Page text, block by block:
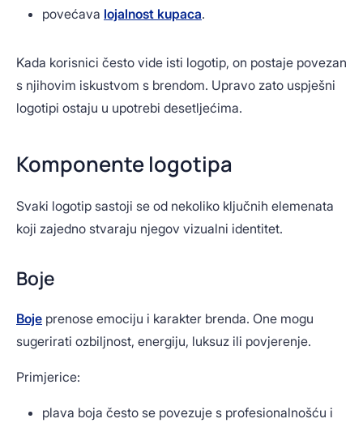
povećava lojalnost kupaca.
Kada korisnici često vide isti logotip, on postaje povezan
s njihovim iskustvom s brendom. Upravo zato uspješni
logotipi ostaju u upotrebi desetljećima.
Komponente logotipa
Svaki logotip sastoji se od nekoliko ključnih elemenata
koji zajedno stvaraju njegov vizualni identitet.
Boje
Boje prenose emociju i karakter brenda. One mogu
sugerirati ozbiljnost, energiju, luksuz ili povjerenje.
Primjerice:
plava boja često se povezuje s profesionalnošću i